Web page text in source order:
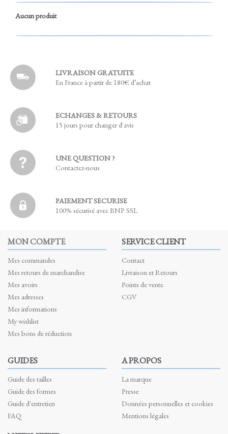
Aucun produit
LIVRAISON GRATUITE
En France à partir de 180€ d’achat
ECHANGES & RETOURS
15 jours pour changer d'avis
UNE QUESTION ?
Contactez-nous
PAIEMENT SECURISE
100% sécurisé avec BNP SSL
MON COMPTE
Mes commandes
Mes retours de marchandise
Mes avoirs
Mes adresses
Mes informations
My wishlist
Mes bons de réduction
SERVICE CLIENT
Contact
Livraison et Retours
Points de vente
CGV
GUIDES
Guide des tailles
Guide des formes
Guide d'entretien
FAQ
A PROPOS
La marque
Presse
Données personnelles et cookies
Mentions légales